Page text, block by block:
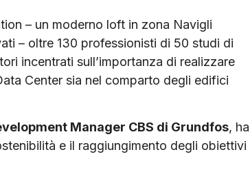
– un moderno loft in zona Navigli
– oltre 130 professionisti di 50 studi di
incentrati sull’importanza di realizzare
Center sia nel comparto degli edifici
Manager CBS di Grundfos, ha
e il raggiungimento degli obiettivi